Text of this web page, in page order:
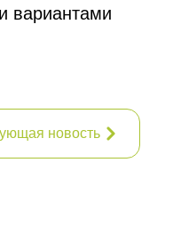
вариантами
новость